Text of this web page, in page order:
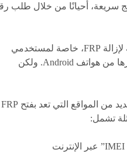
سريعة، أحيانًا من خلال طلب
على السطح، تبدو كطريقة سهلة لإزالة FRP، خاصة لمستخدمي
هواتف Samsung وMotorola وغيرها من هواتف Android. ولكن
إذا بحثت عبر الإنترنت، ستجد العديد من المواقع التي تعد بفتح FRP